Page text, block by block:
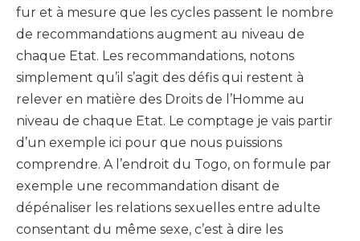
fur et à mesure que les cycles passent le nombre
de recommandations augment au niveau de
chaque Etat. Les recommandations, notons
simplement qu’il s’agit des défis qui restent à
relever en matière des Droits de l’Homme au
niveau de chaque Etat. Le comptage je vais partir
d’un exemple ici pour que nous puissions
comprendre. A l’endroit du Togo, on formule par
exemple une recommandation disant de
dépénaliser les relations sexuelles entre adulte
consentant du même sexe, c’est à dire les